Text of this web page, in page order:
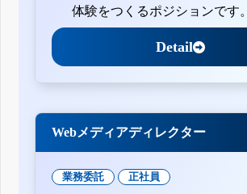
体験をつくるポジションです。
Detail
Webメディアディレクター
業務委託 正社員